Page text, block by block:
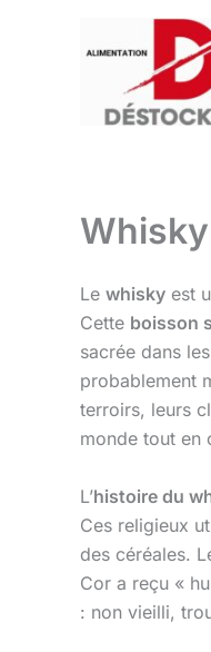
Le whisky est
Cette boisson
sacrée dans
probablement
terroirs, leurs
monde tout en
L’histoire du
Ces religieux
des céréales.
Cor a reçu «
: non vieilli,